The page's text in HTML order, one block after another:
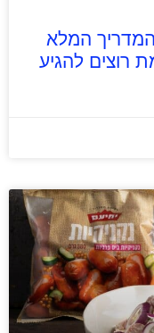
המדריך המלא
רוצים להגיע